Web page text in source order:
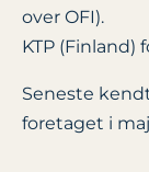
over OFI).
KTP (Finland)
Seneste
foretaget i